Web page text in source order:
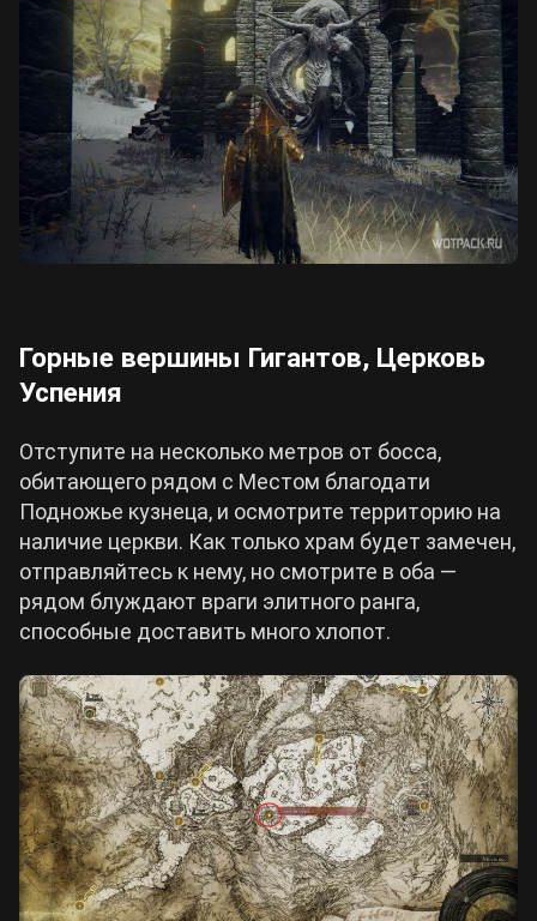
Горные вершины Гигантов, Церковь
Успения
Отступите на несколько метров от босса,
обитающего рядом с Местом благодати
Подножье кузнеца, и осмотрите территорию на
наличие церкви. Как только храм будет замечен,
отправляйтесь к нему, но смотрите в оба —
рядом блуждают враги элитного ранга,
способные доставить много хлопот.